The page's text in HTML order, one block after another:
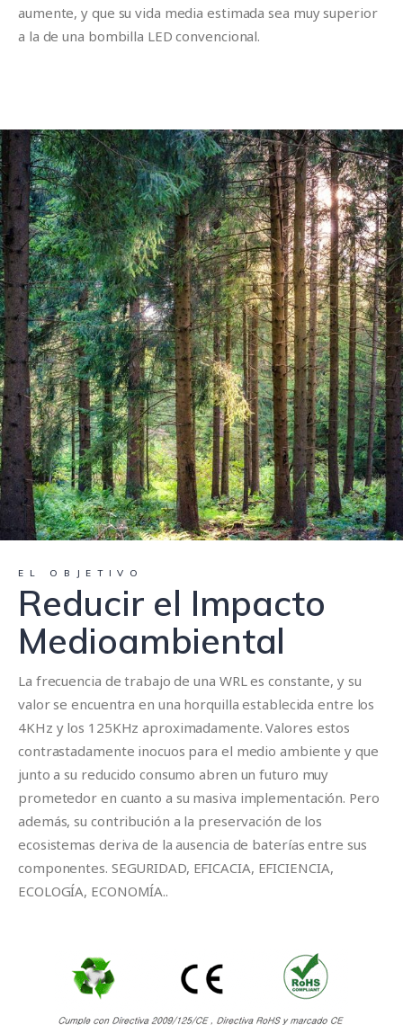
aumente, y que su vida media estimada sea muy superior
a la de una bombilla LED convencional.
EL OBJETIVO
Reducir el Impacto
Medioambiental
La frecuencia de trabajo de una WRL es constante, y su
valor se encuentra en una horquilla establecida entre los
4KHz y los 125KHz aproximadamente. Valores estos
contrastadamente inocuos para el medio ambiente y que
junto a su reducido consumo abren un futuro muy
prometedor en cuanto a su masiva implementación. Pero
además, su contribución a la preservación de los
ecosistemas deriva de la ausencia de baterías entre sus
componentes. SEGURIDAD, EFICACIA, EFICIENCIA,
ECOLOGÍA, ECONOMÍA..